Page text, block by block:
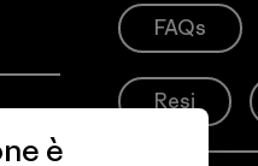
il
FAQs
Resi
è